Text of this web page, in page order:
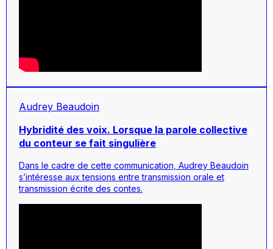
Audrey Beaudoin
Hybridité des voix. Lorsque la parole collective
du conteur se fait singulière
Dans le cadre de cette communication, Audrey Beaudoin
s’intéresse aux tensions entre transmission orale et
transmission écrite des contes.